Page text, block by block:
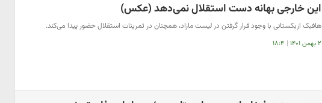
این خارجی بهانه دست استقلال نمی‌دهد (عکس)
هافبک ازبکستانی با وجود قرار گرفتن در لیست مازاد، همچنان در تمرینات استقلال حضور پیدا می‌کند.
۲ بهمن ۱۴۰۱ | ۱۸:۴